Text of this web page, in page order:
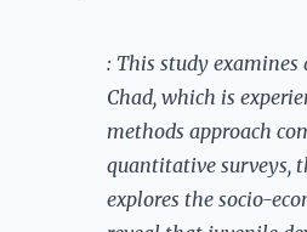
: This study
Chad, which is
methods approach
quantitative surveys,
explores the socio-